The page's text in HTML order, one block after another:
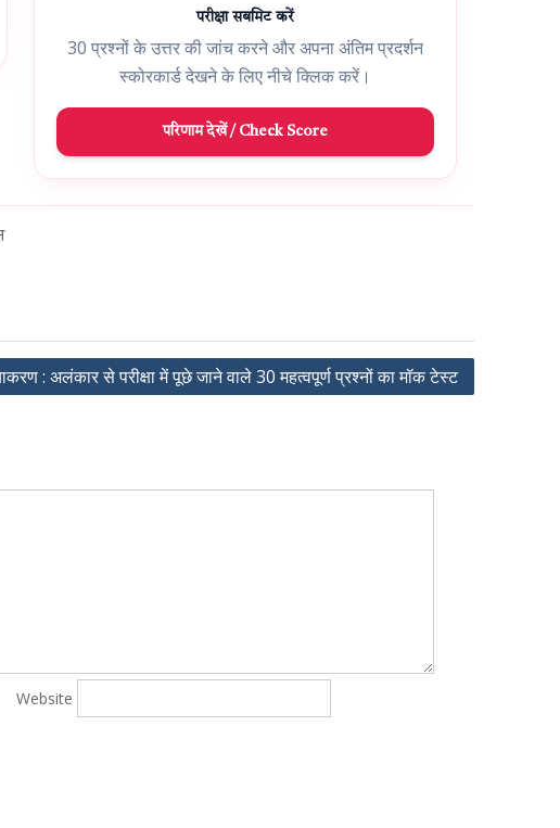
परीक्षा सबमिट करें
30 प्रश्नों के उत्तर की जांच करने और अपना अंतिम प्रदर्शन
स्कोरकार्ड देखने के लिए नीचे क्लिक करें।
परिणाम देखें / Check Score
: अलंकार से परीक्षा में पूछे जाने वाले 30 महत्वपूर्ण प्रश्नों का मॉक टेस्ट
Website